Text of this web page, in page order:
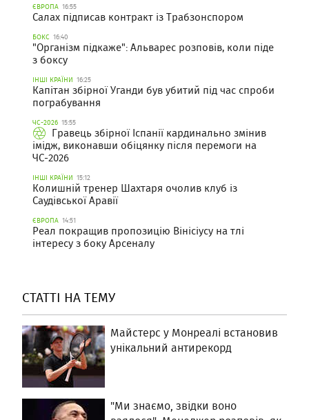
ЄВРОПА 16:55
Салах підписав контракт із Трабзонспором
БОКС 16:40
"Організм підкаже": Альварес розповів, коли піде
з боксу
ІНШІ КРАЇНИ 16:25
Капітан збірної Уганди був убитий під час спроби
пограбування
ЧС-2026 15:55
Гравець збірної Іспанії кардинально змінив
імідж, виконавши обіцянку після перемоги на
ЧС-2026
ІНШІ КРАЇНИ 15:12
Колишній тренер Шахтаря очолив клуб із
Саудівської Аравії
ЄВРОПА 14:51
Реал покращив пропозицію Вінісіусу на тлі
інтересу з боку Арсеналу
СТАТТІ НА ТЕМУ
Майстерс у Монреалі встановив
унікальний антирекорд
"Ми знаємо, звідки воно